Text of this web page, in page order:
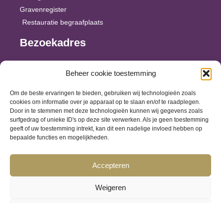
Beheer cookie toestemming
Om de beste ervaringen te bieden, gebruiken wij technologieën zoals
cookies om informatie over je apparaat op te slaan en/of te raadplegen.
Door in te stemmen met deze technologieën kunnen wij gegevens zoals
surfgedrag of unieke ID's op deze site verwerken. Als je geen toestemming
geeft of uw toestemming intrekt, kan dit een nadelige invloed hebben op
bepaalde functies en mogelijkheden.
Accepteren
Weigeren
Gravenregister
Restauratie begraafplaats
Bezoekadres
Lentfersweg 5
7461 EJ Rijssen
Plan uw route
Bezoek ook het